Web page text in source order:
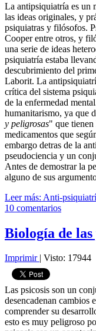
La antipsiquiatría es un
las ideas originales, y
psiquiatras y filósofos.
Cooper entre otros, y
una serie de ideas
psiquiatría estaba
descubrimiento del
Laborit. La
crítica del sistema
de la enfermedad
humanitarismo, ya que
y peligrosas" que tienen
medicamentos que
embargo detras de la
pseudociencia y un
Antes de demostrar la
alguno de sus
Leer más: Anti-
10 comentarios
Biología de las
Imprimir Visto: 17944
Las psicosis son un
desencadenan cambios
comprender su
esto es muy peligroso